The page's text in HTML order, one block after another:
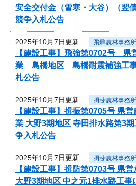
安全交付金（雪寒・大谷）（翌
競争入札公告
2025年10月7日更新 飛騨農林事務所
【建設工事】飛強第0702号 県
業 島橋地区 島橋耐震補強工事
札公告
2025年10月7日更新 揖斐農林事務所
【建設工事】揖振第0705号 県
業 大野3期地区 寺田排水路第3
争入札公告
2025年10月7日更新 揖斐農林事務所
【建設工事】揖防第0703号 県
大野3期地区 中之元1排水路工事